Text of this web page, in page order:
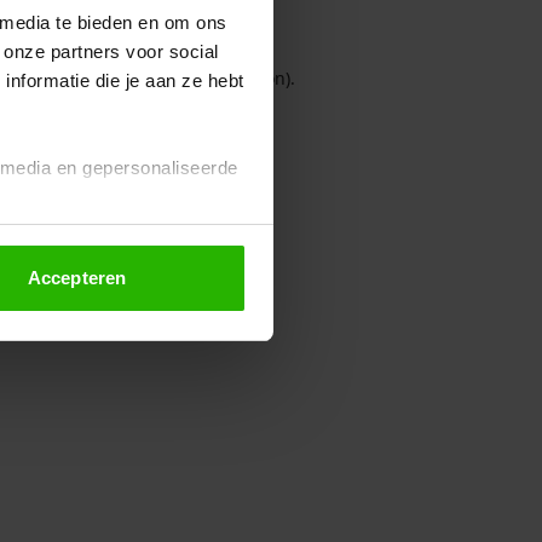
te bieden en om ons
partners voor social
die je aan ze hebt
en gepersonaliseerde
altijd wijzigen of
Accepteren
console for more information).